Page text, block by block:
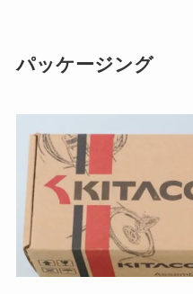
パッケージング